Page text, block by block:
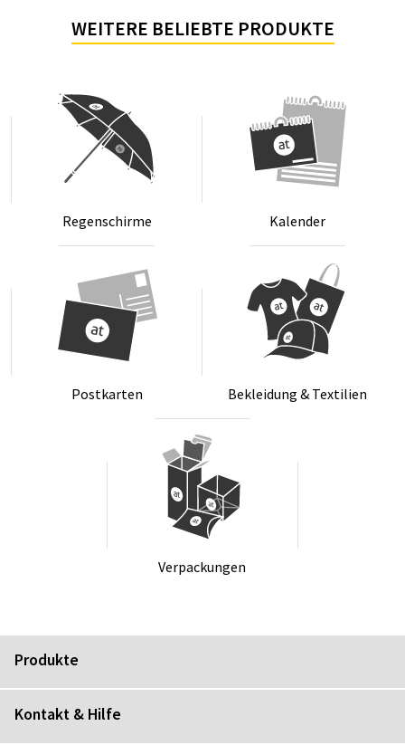
WEITERE BELIEBTE PRODUKTE
Re­gen­schir­me Ka­len­der
Post­kar­ten Be­klei­dung & Tex­ti­li­en
Ver­pa­ckun­gen
Produkte
Kontakt & Hilfe